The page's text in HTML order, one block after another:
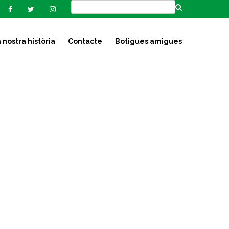
nostra història Contacte Botigues amigues